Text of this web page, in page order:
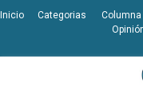
Inicio Categorias